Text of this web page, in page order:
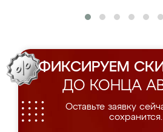
ФИКСИРУЕМ
ДО КОНЦА
Оставьте заявку
сохранится.